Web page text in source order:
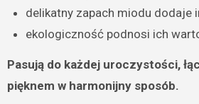
delikatny zapach miodu dodaje
ekologiczność podnosi ich
Pasują do każdej uroczystości,
pięknem w harmonijny sposób.